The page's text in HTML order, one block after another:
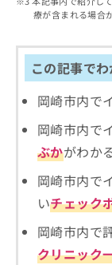
療が含まれる場合
この記事で
岡崎市内で
岡崎市内で
ぶかがわか
岡崎市内で
いチェック
岡崎市内で
クリニック
ださ
は
ら
載
情
正
ち
料
情
充
込
こ